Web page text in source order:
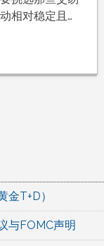
相对稳定且…
T+D）
与FOMC声明